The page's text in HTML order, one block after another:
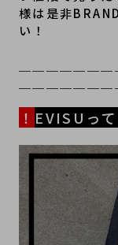
様は是非
い！
！ EVISUっ